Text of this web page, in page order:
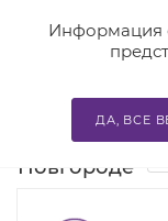
Информация
ДА, ВСЕ
Главная —
Бандажи
Новгороде